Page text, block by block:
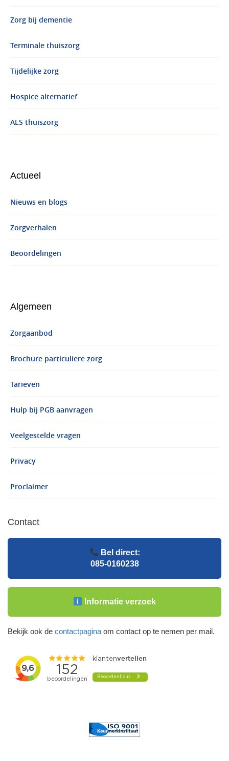
Zorg bij dementie
Terminale thuiszorg
Tijdelijke zorg
Hospice alternatief
ALS thuiszorg
Actueel
Nieuws en blogs
Zorgverhalen
Beoordelingen
Algemeen
Zorgaanbod
Brochure particuliere zorg
Tarieven
Hulp bij PGB aanvragen
Veelgestelde vragen
Privacy
Proclaimer
Contact
Bel direct:
085-0160238
Informatie verzoek
Bekijk ook de contactpagina om contact op te nemen per mail.